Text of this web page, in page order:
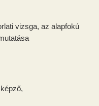
vizsga, az alapfokú